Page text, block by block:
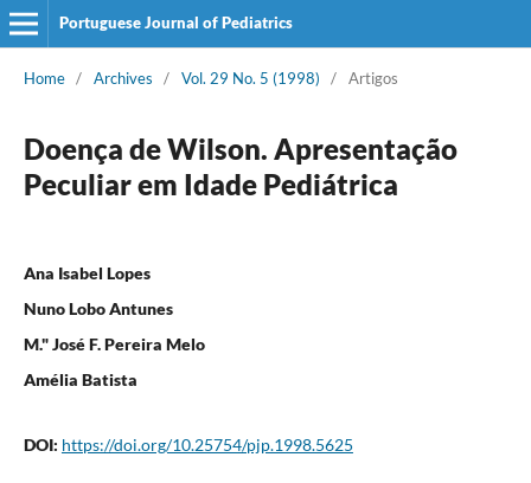
Portuguese Journal of Pediatrics
Home / Archives / Vol. 29 No. 5 (1998) / Artigos
Doença de Wilson. Apresentação
Peculiar em Idade Pediátrica
Ana Isabel Lopes
Nuno Lobo Antunes
M." José F. Pereira Melo
Amélia Batista
DOI: https://doi.org/10.25754/pjp.1998.5625